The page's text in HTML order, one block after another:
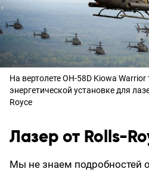
На вертолете OH-58D Kiowa
энергетической установке для
Royce
Лазер от Rolls-
Мы не знаем подробностей